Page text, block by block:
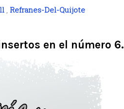
, Refranes-Del-Quijote
en el número 6.